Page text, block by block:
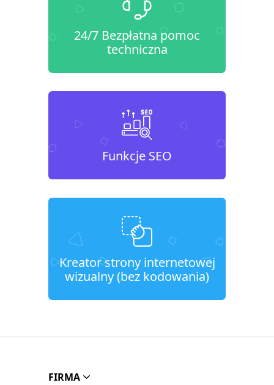
24/7 Bezpłatna pomoc
techniczna
Funkcje SEO
Kreator strony internetowej
wizualny (bez kodowania)
FIRMA